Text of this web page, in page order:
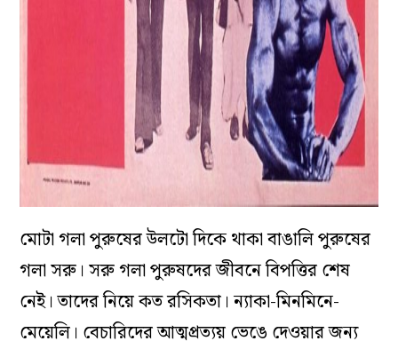
মোটা গলা পুরুষের উলটো দিকে থাকা বাঙালি পুরুষের
গলা সরু। সরু গলা পুরুষদের জীবনে বিপত্তির শেষ
নেই। তাদের নিয়ে কত রসিকতা। ন্যাকা-মিনমিনে-
মেয়েলি। বেচারিদের আত্মপ্রত্যয় ভেঙে দেওয়ার জন্য